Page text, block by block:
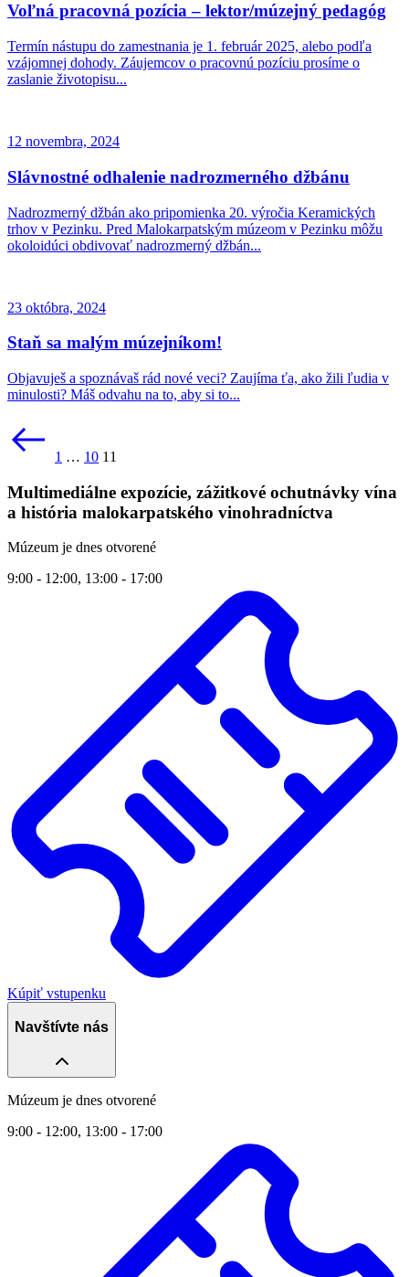
Voľná pracovná pozícia – lektor/múzejný pedagóg
Termín nástupu do zamestnania je 1. február 2025, alebo podľa
vzájomnej dohody. Záujemcov o pracovnú pozíciu prosíme o
zaslanie životopisu...
12 novembra, 2024
Slávnostné odhalenie nadrozmerného džbánu
Nadrozmerný džbán ako pripomienka 20. výročia Keramických
trhov v Pezinku. Pred Malokarpatským múzeom v Pezinku môžu
okoloidúci obdivovať nadrozmerný džbán...
23 októbra, 2024
Staň sa malým múzejníkom!
Objavuješ a spoznávaš rád nové veci? Zaujíma ťa, ako žili ľudia v
minulosti? Máš odvahu na to, aby si to...
Stránkovanie
príspevkov
1 … 10 11
Multimediálne expozície, zážitkové ochutnávky vína
a história malokarpatského vinohradníctva
Múzeum je dnes otvorené
9:00 - 12:00, 13:00 - 17:00
Kúpiť vstupenku
Navštívte nás
Múzeum je dnes otvorené
9:00 - 12:00, 13:00 - 17:00